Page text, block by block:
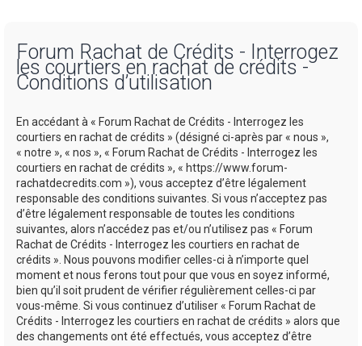
Forum Rachat de Crédits - Interrogez
les courtiers en rachat de crédits -
Conditions d’utilisation
En accédant à « Forum Rachat de Crédits - Interrogez les
courtiers en rachat de crédits » (désigné ci-après par « nous »,
« notre », « nos », « Forum Rachat de Crédits - Interrogez les
courtiers en rachat de crédits », « https://www.forum-
rachatdecredits.com »), vous acceptez d’être légalement
responsable des conditions suivantes. Si vous n’acceptez pas
d’être légalement responsable de toutes les conditions
suivantes, alors n’accédez pas et/ou n’utilisez pas « Forum
Rachat de Crédits - Interrogez les courtiers en rachat de
crédits ». Nous pouvons modifier celles-ci à n’importe quel
moment et nous ferons tout pour que vous en soyez informé,
bien qu’il soit prudent de vérifier régulièrement celles-ci par
vous-même. Si vous continuez d’utiliser « Forum Rachat de
Crédits - Interrogez les courtiers en rachat de crédits » alors que
des changements ont été effectués, vous acceptez d’être